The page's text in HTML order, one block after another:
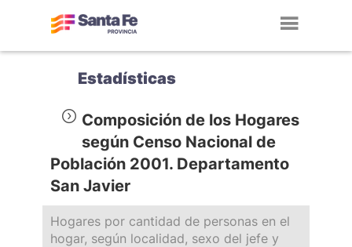
Estadísticas
Composición de los Hogares
según Censo Nacional de
Población 2001. Departamento
San Javier
Hogares por cantidad de personas en el
hogar, según localidad, sexo del jefe y